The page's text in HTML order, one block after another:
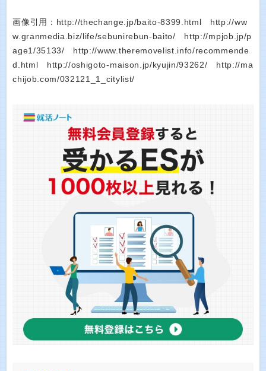
画像引用：http://thechange.jp/baito-8399.html http://ww
w.granmedia.biz/life/sebunirebun-baito/ http://mpjob.jp/p
age1/35133/ http://www.theremovelist.info/recommende
d.html http://oshigoto-maison.jp/kyujin/93262/ http://ma
chijob.com/032121_1_citylist/